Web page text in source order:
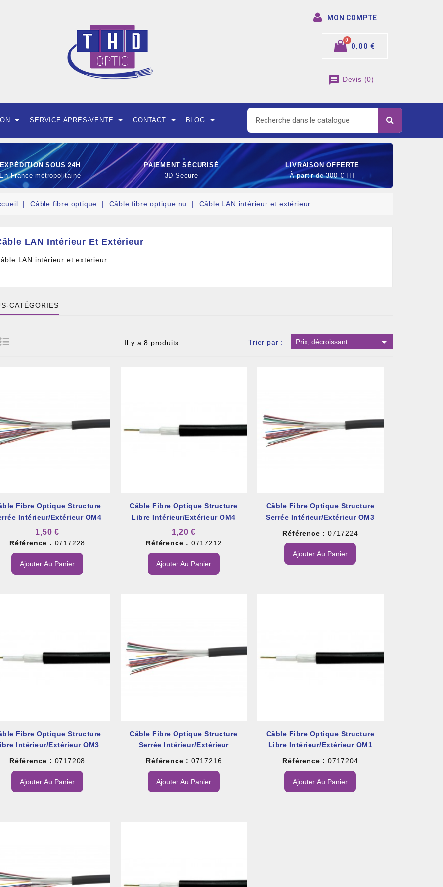
MON COMPTE
0,00 €
message Devis (0)
SERVICE APRÈS-VENTE CONTACT BLOG
EXPÉDITION SOUS 24H
En France métropolitaine
PAIEMENT SÉCURISÉ
3D Secure
LIVRAISON OFFERTE
À partir de 300 € HT
Câble fibre optique Câble fibre optique nu Câble LAN intérieur et extérieur
LAN Intérieur Et Extérieur
LAN intérieur et extérieur
CATÉGORIES
Il y a 8 produits. Trier par : Prix, décroissant 
Fibre Optique Structure
Intérieur/extérieur OM4
1,50 €
Référence : 0717228
Ajouter Au Panier
Câble Fibre Optique Structure
Libre Intérieur/extérieur OM4
1,20 €
Référence : 0717212
Ajouter Au Panier
Câble Fibre Optique Structure
Serrée Intérieur/extérieur OM3
Référence : 0717224
Ajouter Au Panier
Fibre Optique Structure
Intérieur/extérieur OM3
Référence : 0717208
Ajouter Au Panier
Câble Fibre Optique Structure
Serrée Intérieur/extérieur
Monomode
Référence : 0717216
Ajouter Au Panier
Câble Fibre Optique Structure
Libre Intérieur/extérieur OM1
Référence : 0717204
Ajouter Au Panier